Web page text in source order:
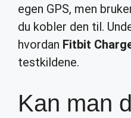
egen GPS, men
du kobler den til.
hvordan Fitbit
testkildene.
Kan man